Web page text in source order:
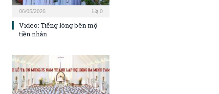
06/05/2026 0
Video: Tiếng lòng bên mộ
tiền nhân